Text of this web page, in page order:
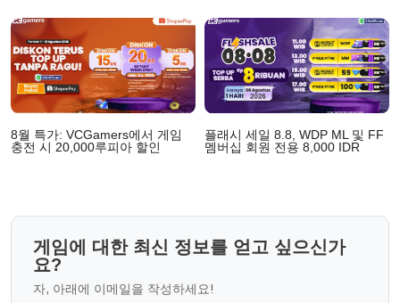
8월 특가: VCGamers에서 게임
충전 시 20,000루피아 할인
플래시 세일 8.8, WDP ML 및 FF
멤버십 회원 전용 8,000 IDR
게임에 대한 최신 정보를 얻고 싶으신가
요?
자, 아래에 이메일을 작성하세요!